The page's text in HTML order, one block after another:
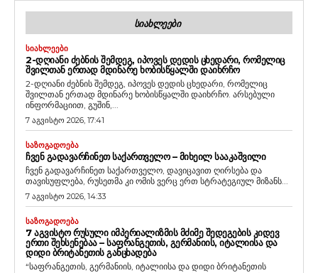
ᲡᲘᲐᲮᲚᲔᲔᲑᲘ
ᲡᲘᲐᲮᲚᲔᲔᲑᲘ
2-ᲓᲦᲘᲐᲜᲘ ᲫᲔᲑᲜᲘᲡ ᲨᲔᲛᲓᲔᲒ, ᲘᲞᲝᲕᲔᲡ ᲓᲔᲓᲘᲡ ᲪᲮᲔᲓᲐᲠᲘ, ᲠᲝᲛᲔᲚᲘᲪ
ᲨᲕᲘᲚᲗᲐᲜ ᲔᲠᲗᲐᲓ ᲛᲓᲘᲜᲐᲠᲔ ᲮᲝᲑᲘᲡᲬᲧᲐᲚᲨᲘ ᲓᲐᲘᲮᲠᲩᲝ
2-დღიანი ძებნის შემდეგ, იპოვეს დედის ცხედარი, რომელიც
შვილთან ერთად მდინარე ხობისწყალში დაიხრჩო. არსებული
ინფორმაციით, გუშინ,...
7 აგვისტო 2026, 17:41
ᲡᲐᲖᲝᲒᲐᲓᲝᲔᲑᲐ
ᲩᲕᲔᲜ ᲒᲐᲓᲐᲕᲐᲠᲩᲘᲜᲔᲗ ᲡᲐᲥᲐᲠᲗᲕᲔᲚᲝ – ᲛᲘᲮᲔᲘᲚ ᲡᲐᲐᲙᲐᲨᲕᲘᲚᲘ
ჩვენ გადავარჩინეთ საქართველო, დავიცავით ღირსება და
თავისუფლება, რუსეთმა კი ომის ვერც ერთ სტრატეგიულ მიზანს...
7 აგვისტო 2026, 14:33
ᲡᲐᲖᲝᲒᲐᲓᲝᲔᲑᲐ
7 ᲐᲒᲕᲘᲡᲢᲝ ᲠᲣᲡᲣᲚᲘ ᲘᲛᲞᲔᲠᲘᲐᲚᲘᲖᲛᲘᲡ ᲛᲫᲘᲛᲔ ᲨᲔᲓᲔᲒᲔᲑᲘᲡ ᲙᲘᲓᲔᲕ
ᲔᲠᲗᲘ ᲨᲔᲮᲡᲔᲜᲔᲑᲐᲐ – ᲡᲐᲤᲠᲐᲜᲒᲔᲗᲘᲡ, ᲒᲔᲠᲛᲐᲜᲘᲘᲡ, ᲘᲢᲐᲚᲘᲘᲡᲐ ᲓᲐ
ᲓᲘᲓᲘ ᲑᲠᲘᲢᲐᲜᲔᲗᲘᲡ ᲒᲐᲜᲪᲮᲐᲓᲔᲑᲐ
“საფრანგეთის, გერმანიის, იტალიისა და დიდი ბრიტანეთის